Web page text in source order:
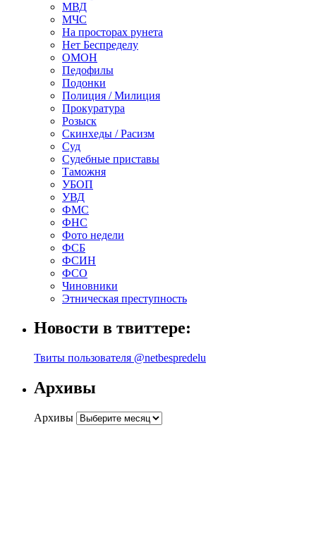
МВД
МЧС
На просторах рунета
Нет Беспределу
ОМОН
Педофилы
Подонки
Полиция / Милиция
Прокуратура
Розыск
Скинхеды / Расизм
Суд
Судебные приставы
Таможня
УБОП
УВД
ФМС
ФНС
Фото недели
ФСБ
ФСИН
ФСО
Чиновники
Этническая преступность
Новости в твиттере:
Твиты пользователя @netbespredelu
Архивы
Архивы